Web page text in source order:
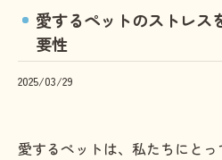
愛するペットのストレス
要性
2025/03/29
愛するペットは、私たちにと